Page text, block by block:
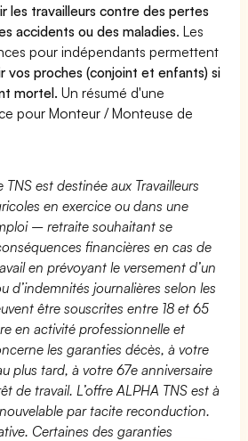
les travailleurs contre des pertes
accidents ou des maladies. Les
pour indépendants permettent
vos proches (conjoint et enfants) si
mortel. Un résumé d'une
pour Monteur / Monteuse de
TNS est destinée aux Travailleurs
en exercice ou dans une
– retraite souhaitant se
financières en cas de
en prévoyant le versement d’un
d’indemnités journalières selon les
être souscrites entre 18 et 65
en activité professionnelle et
les garanties décès, à votre
plus tard, à votre 67e anniversaire
de travail. L’offre ALPHA TNS est à
par tacite reconduction.
Certaines des garanties